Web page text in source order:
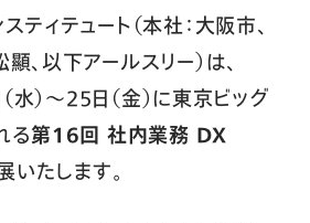
ティテュート（本社：大阪市、
、以下アールスリー）は、
）～25日（金）に東京ビッグ
る第16回 社内業務 DX
いたします。